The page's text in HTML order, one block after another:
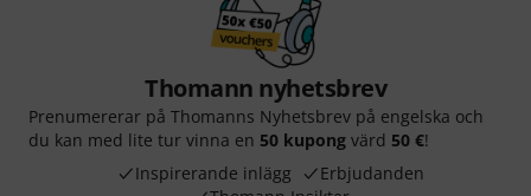
Thomann nyhetsbrev
Prenumererar på Thomanns Nyhetsbrev på engelska och
du kan med lite tur vinna en 50 kupong värd 50 €!
Inspirerande inlägg
Erbjudanden